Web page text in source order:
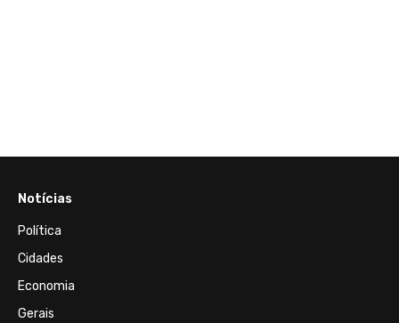
Notícias
Política
Cidades
Economia
Gerais